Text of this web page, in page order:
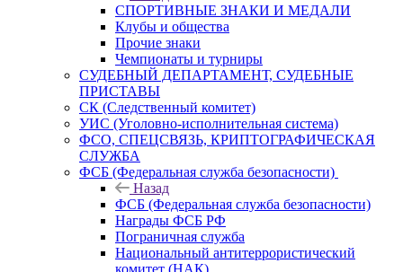
СПОРТИВНЫЕ ЗНАКИ И МЕДАЛИ
Клубы и общества
Прочие знаки
Чемпионаты и турниры
СУДЕБНЫЙ ДЕПАРТАМЕНТ, СУДЕБНЫЕ
ПРИСТАВЫ
СК (Следственный комитет)
УИС (Уголовно-исполнительная система)
ФСО, СПЕЦСВЯЗЬ, КРИПТОГРАФИЧЕСКАЯ
СЛУЖБА
ФСБ (Федеральная служба безопасности)
Назад
ФСБ (Федеральная служба безопасности)
Награды ФСБ РФ
Пограничная служба
Национальный антитеррористический
комитет (НАК)